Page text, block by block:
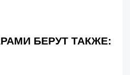
БЕРУТ ТАКЖЕ: